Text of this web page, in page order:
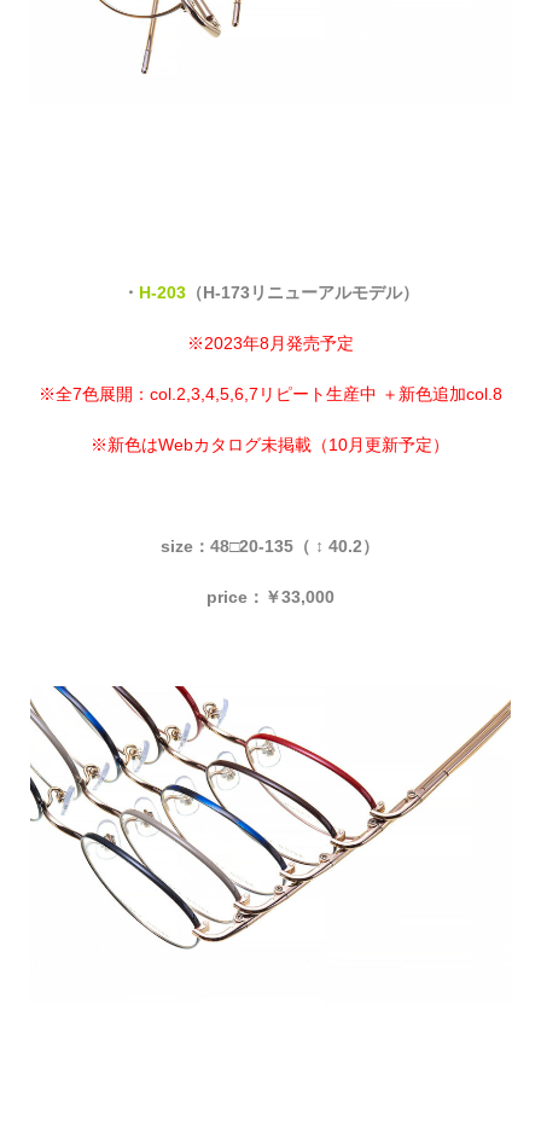
・ H-203（H-173リニューアルモデル）
※2023年8月発売予定
※全7色展開：col.2,3,4,5,6,7リピート生産中 ＋新色追加col.8
※新色はWebカタログ未掲載（10月更新予定）
size：48□20-135（ ↕ 40.2）
price：￥33,000